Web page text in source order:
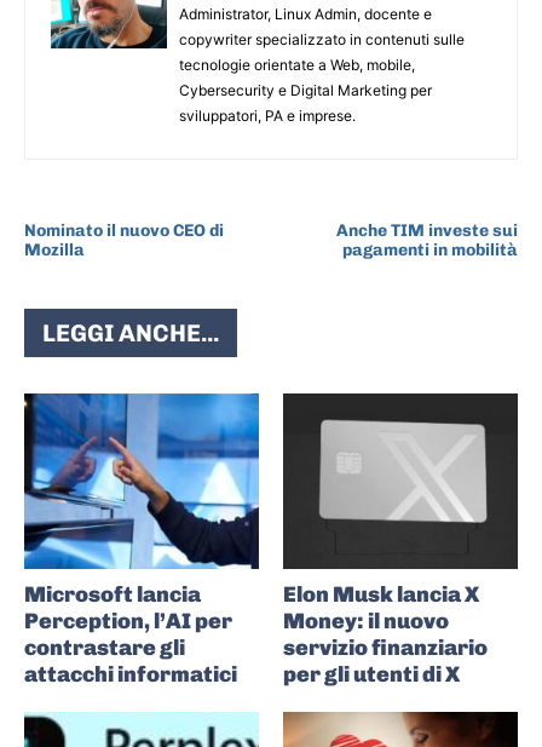
Administrator, Linux Admin, docente e
copywriter specializzato in contenuti sulle
tecnologie orientate a Web, mobile,
Cybersecurity e Digital Marketing per
sviluppatori, PA e imprese.
Nominato il nuovo CEO di
Mozilla
Anche TIM investe sui
pagamenti in mobilità
LEGGI ANCHE...
Microsoft lancia
Perception, l’AI per
contrastare gli
attacchi informatici
Elon Musk lancia X
Money: il nuovo
servizio finanziario
per gli utenti di X